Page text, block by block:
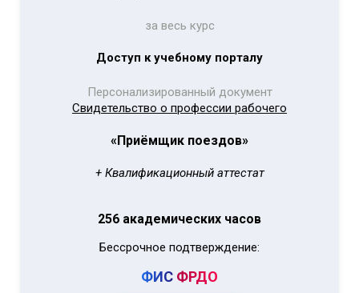
за весь курс
Доступ к учебному порталу
Персонализированный документ
Свидетельство о профессии рабочего
«Приёмщик поездов»
+ Квалификационный аттестат
256 академических часов
Бессрочное подтверждение:
ФИС ФРДО